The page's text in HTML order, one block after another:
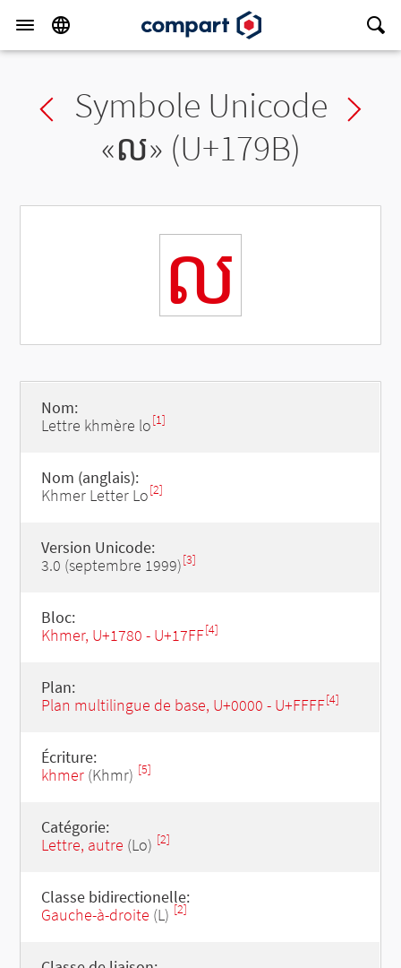
Previous char
Symbole Unicode
«ល» (U+179B)
ល
Nom:
Lettre khmère lo[1]
Nom (anglais):
Khmer Letter Lo[2]
Version Unicode:
3.0 (septembre 1999)[3]
Bloc:
Khmer, U+1780 - U+17FF[4]
Plan:
Plan multilingue de base, U+0000 - U+FFFF[4]
Écriture:
khmer(Khmr) [5]
Catégorie:
Lettre, autre (Lo) [2]
Classe bidirectionelle:
Gauche-à-droite (L) [2]